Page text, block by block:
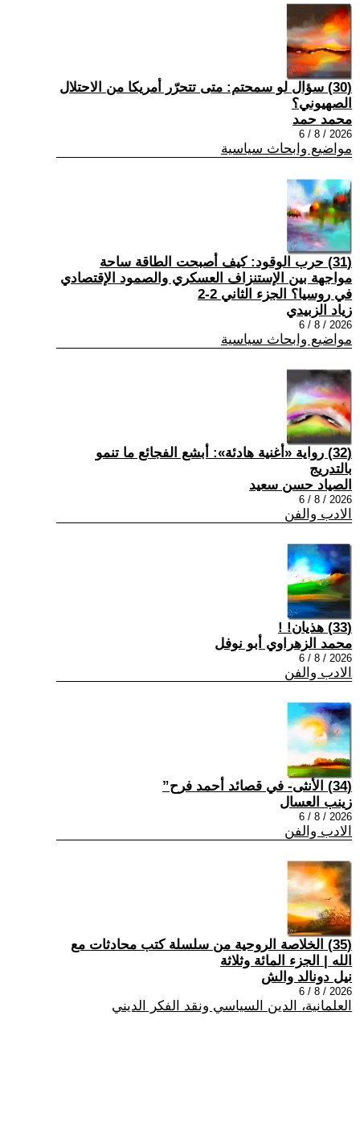
(30) سؤال لو سمحتم: متى تتحرّر أمريكا من الاحتلال
الصهيوني؟
محمد حمد
2026 / 8 / 6
مواضيع وابحاث سياسية
(31) حرب الوقود: كيف أصبحت الطاقة ساحة
مواجهة بين الإستنزاف العسكري والصمود الإقتصادي
في روسيا؟ الجزء الثاني 2-2
زياد الزبيدي
2026 / 8 / 6
مواضيع وابحاث سياسية
(32) رواية «أغنية هادئة»: أبشع الفجائع ما تنمو
بالتدريج
الصياد حسن سعيد
2026 / 8 / 6
الادب والفن
(33) هذيان! !
محمد الزهراوي أبو نوفل
2026 / 8 / 6
الادب والفن
(34) الأنثى- في قصائد أحمد فرح”
زينب العسال
2026 / 8 / 6
الادب والفن
(35) الخلاصة الروحية من سلسلة كتب محادثات مع
الله | الجزء المائة وثلاثة
نيل دونالد والش
2026 / 8 / 6
العلمانية، الدين السياسي ونقد الفكر الديني